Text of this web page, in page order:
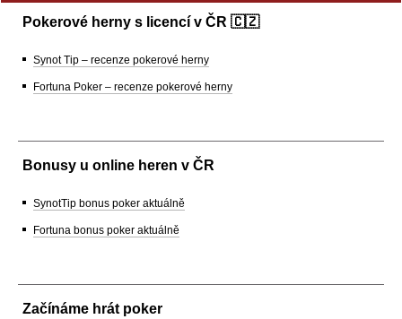
Pokerové herny s licencí v ČR 🇨🇿
Synot Tip – recenze pokerové herny
Fortuna Poker – recenze pokerové herny
Bonusy u online heren v ČR
SynotTip bonus poker aktuálně
Fortuna bonus poker aktuálně
Začínáme hrát poker